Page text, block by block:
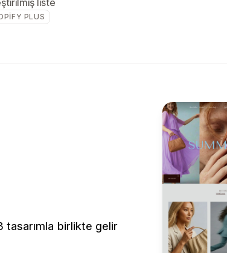
liste
PLUS
tasarımla birlikte gelir